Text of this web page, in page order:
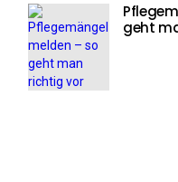
geht